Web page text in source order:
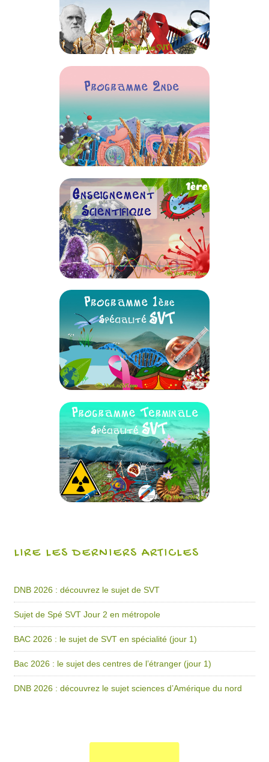
LIRE LES DERNIERS ARTICLES
DNB 2026 : découvrez le sujet de SVT
Sujet de Spé SVT Jour 2 en métropole
BAC 2026 : le sujet de SVT en spécialité (jour 1)
Bac 2026 : le sujet des centres de l’étranger (jour 1)
DNB 2026 : découvrez le sujet sciences d’Amérique du nord